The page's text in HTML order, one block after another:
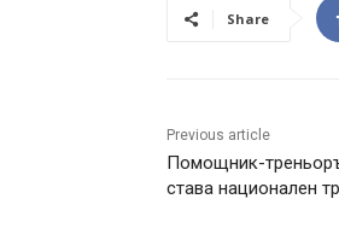
Share
Previous article
Помощник-
става национален